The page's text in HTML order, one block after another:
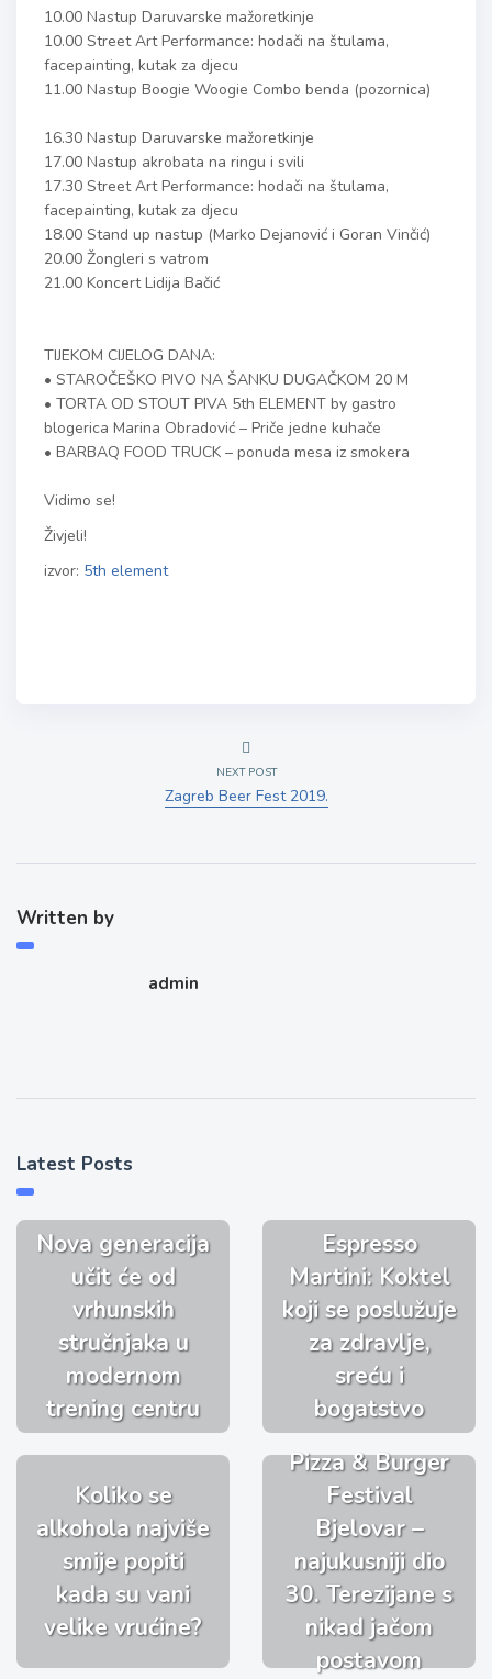
10.00 Nastup Daruvarske mažoretkinje
10.00 Street Art Performance: hodači na štulama,
facepainting, kutak za djecu
11.00 Nastup Boogie Woogie Combo benda (pozornica)
16.30 Nastup Daruvarske mažoretkinje
17.00 Nastup akrobata na ringu i svili
17.30 Street Art Performance: hodači na štulama,
facepainting, kutak za djecu
18.00 Stand up nastup (Marko Dejanović i Goran Vinčić)
20.00 Žongleri s vatrom
21.00 Koncert Lidija Bačić
TIJEKOM CIJELOG DANA:
• STAROČEŠKO PIVO NA ŠANKU DUGAČKOM 20 M
• TORTA OD STOUT PIVA 5th ELEMENT by gastro
blogerica Marina Obradović – Priče jedne kuhače
• BARBAQ FOOD TRUCK – ponuda mesa iz smokera
Vidimo se!
Živjeli!
izvor: 5th element
NEXT POST
Zagreb Beer Fest 2019.
Written by
admin
Latest Posts
Nova generacija
učit će od
vrhunskih
stručnjaka u
modernom
trening centru
Espresso
Martini: Koktel
koji se poslužuje
za zdravlje,
sreću i
bogatstvo
Koliko se
alkohola najviše
smije popiti
kada su vani
velike vrućine?
Pizza & Burger
Festival
Bjelovar –
najukusniji dio
30. Terezijane s
nikad jačom
postavom